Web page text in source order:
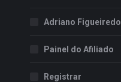
Adriano Figueiredo
Painel do Afiliado
Registrar